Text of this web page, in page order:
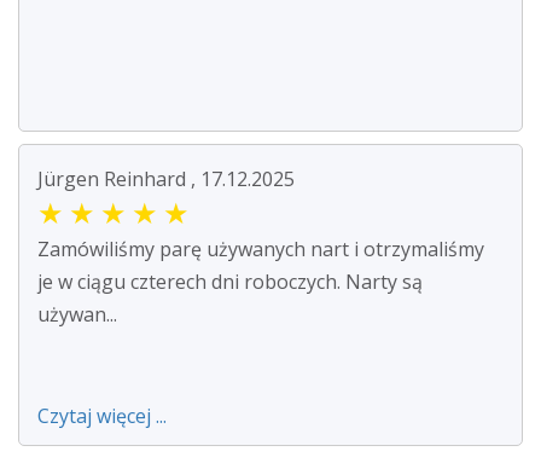
Jürgen Reinhard , 17.12.2025
★ ★ ★ ★ ★
Zamówiliśmy parę używanych nart i otrzymaliśmy
je w ciągu czterech dni roboczych. Narty są
używan...
Czytaj więcej ...